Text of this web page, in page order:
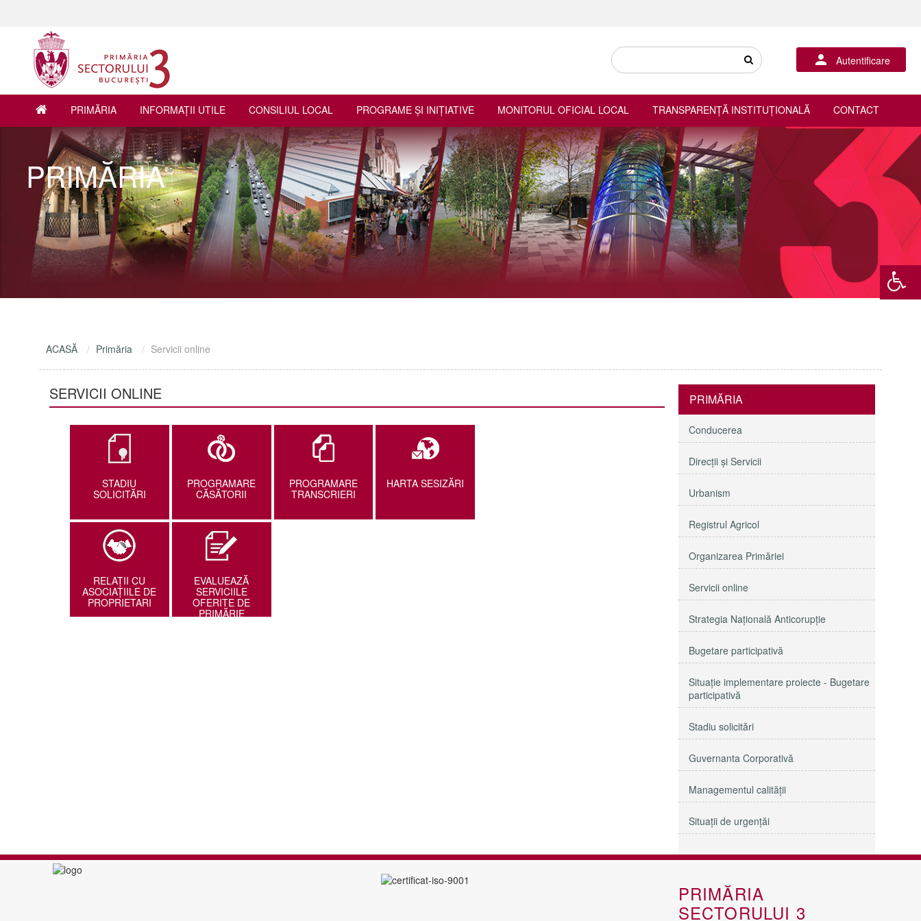
Autentificare
PRIMĂRIA INFORMAŢII UTILE CONSILIUL LOCAL PROGRAME ŞI INIŢIATIVE MONITORUL OFICIAL LOCAL TRANSPARENȚĂ INSTITUȚIONALĂ CONTACT
PRIMĂRIA
ACASĂ Primăria Servicii online
SERVICII ONLINE
STADIU
SOLICITĂRI
PROGRAMARE
CĂSĂTORII
PROGRAMARE
TRANSCRIERI
HARTA SESIZĂRI
RELAŢII CU
ASOCIAŢIILE DE
PROPRIETARI
EVALUEAZĂ
SERVICIILE
OFERITE DE
PRIMĂRIE
PRIMĂRIA
Conducerea
Direcţii și Servicii
Urbanism
Registrul Agricol
Organizarea Primăriei
Servicii online
Strategia Naţională Anticorupţie
Bugetare participativă
Situație implementare proiecte - Bugetare
participativă
Stadiu solicitări
Guvernanta Corporativă
Managementul calităţii
Situații de urgențăi
PRIMĂRIA
SECTORULUI 3